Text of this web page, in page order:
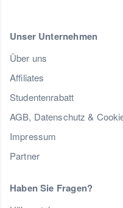
Unser Unternehmen
Über uns
Affiliates
Studentenrabatt
AGB, Datenschutz &
Impressum
Partner
Haben Sie Fragen?